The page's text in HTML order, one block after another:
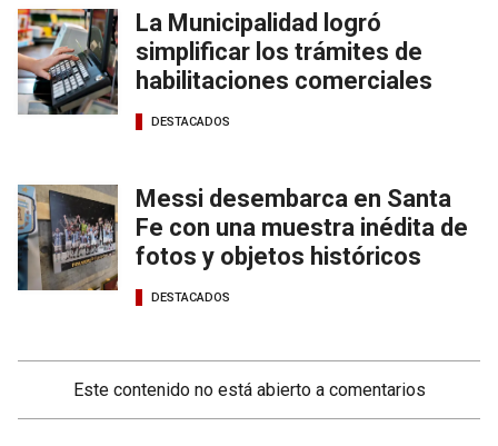
La Municipalidad logró
simplificar los trámites de
habilitaciones comerciales
DESTACADOS
Messi desembarca en Santa
Fe con una muestra inédita de
fotos y objetos históricos
DESTACADOS
Este contenido no está abierto a comentarios